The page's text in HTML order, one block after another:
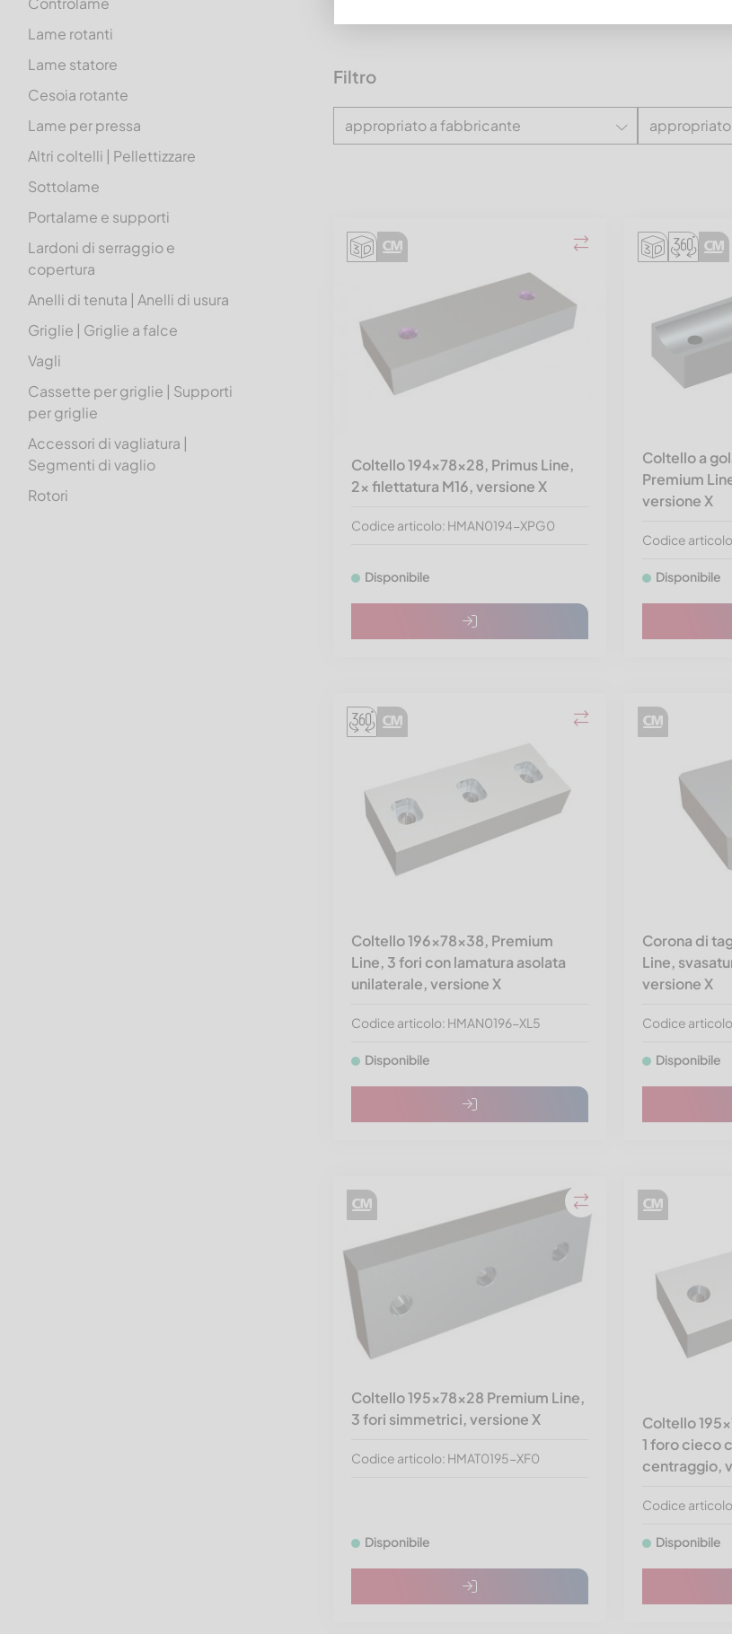
Lame rotanti
Lame statore
Cesoia rotante
Lame per pressa
Altri coltelli | Pellettizzare
Sottolame
Portalame e supporti
Lardoni di serraggio e
copertura
Anelli di tenuta | Anelli di usura
Griglie | Griglie a falce
Vagli
Cassette per griglie | Supporti
per griglie
Accessori di vagliatura |
Segmenti di vaglio
Rotori
Filtro
appropriato a fabbricante
Coltello 194x78x28, Primus Line,
2x filettatura M16, versione X
Codice articolo: HMAN0194-XPG0
Disponibile
Coltello a
Premium
versione X
Codice
Disponibile
Coltello 196x78x38, Premium
Line, 3 fori con lamatura asolata
unilaterale, versione X
Codice articolo: HMAN0196-XL5
Disponibile
Corona di
Line,
versione X
Codice
Disponibile
Coltello 195x78x28 Premium Line,
3 fori simmetrici, versione X
Codice articolo: HMAT0195-XF0
Disponibile
Coltello
1 foro cieco
centraggio,
Codice
Disponibile